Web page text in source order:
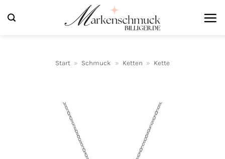
Inhalt
Start » Schmuck » Ketten » Kette